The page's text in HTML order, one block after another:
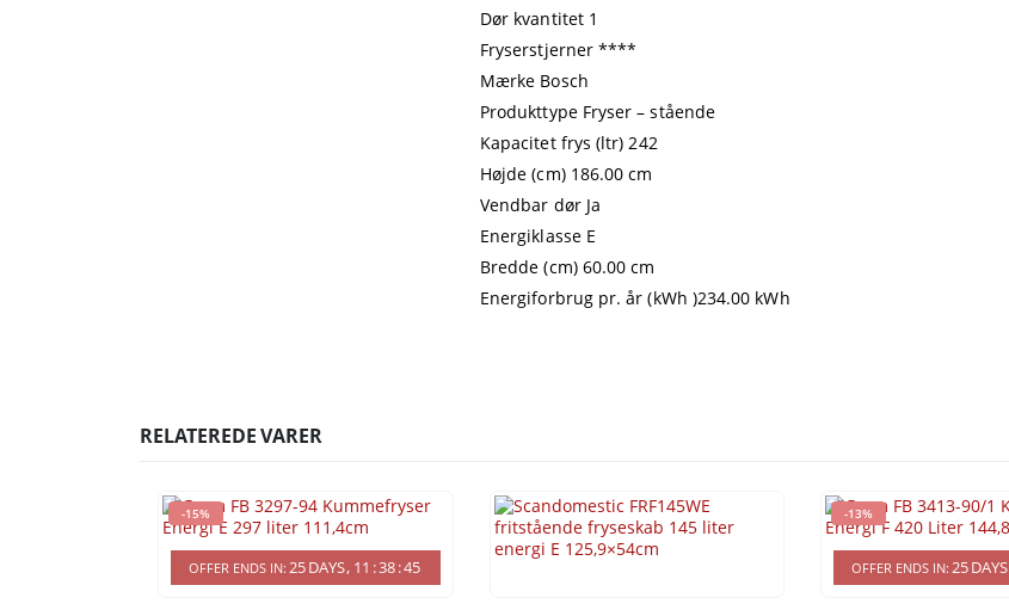
Dør kvantitet 1
Fryserstjerner ****
Mærke Bosch
Produkttype Fryser – stående
Kapacitet frys (ltr) 242
Højde (cm) 186.00 cm
Vendbar dør Ja
Energiklasse E
Bredde (cm) 60.00 cm
Energiforbrug pr. år (kWh )234.00 kWh
RELATEREDE VARER
-15%
OFFER ENDS IN: 25DAYS 11 :38:45
-13%
OFFER ENDS IN: 25DAYS